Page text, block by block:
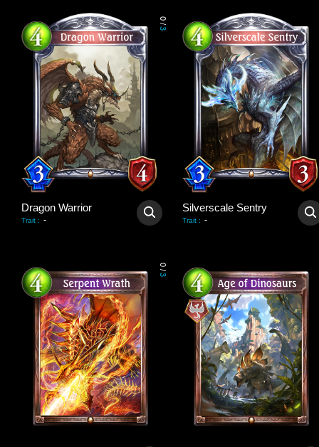
0
/
3
Dragon Warrior
Trait : -
Silverscale Sentry
Trait : -
0
/
3